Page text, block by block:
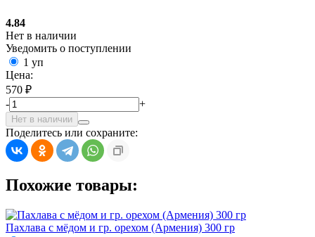
4.84
Нет в наличии
Уведомить о поступлении
1 уп
Цена:
570 ₽
-
+
Нет в наличии
Поделитесь или сохраните:
Похожие товары:
Пахлава с мёдом и гр. орехом (Армения) 300 гр